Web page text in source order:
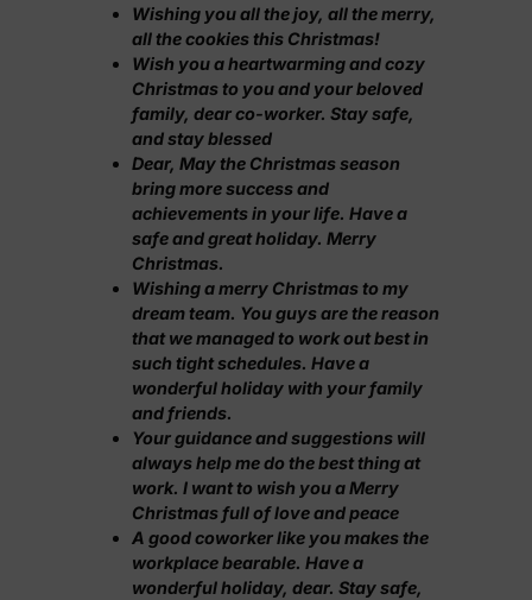
Wishing you all the joy, all the merry,
all the cookies this Christmas!
Wish you a heartwarming and cozy
Christmas to you and your beloved
family, dear co-worker. Stay safe,
and stay blessed
Dear, May the Christmas season
bring more success and
achievements in your life. Have a
safe and great holiday. Merry
Christmas.
Wishing a merry Christmas to my
dream team. You guys are the reason
that we managed to work out best in
such tight schedules. Have a
wonderful holiday with your family
and friends.
Your guidance and suggestions will
always help me do the best thing at
work. I want to wish you a Merry
Christmas full of love and peace
A good coworker like you makes the
workplace bearable. Have a
wonderful holiday, dear. Stay safe,